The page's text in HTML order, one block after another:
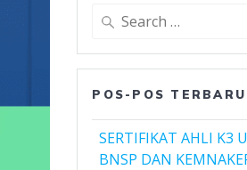
Search
POS-POS TERBARU
SERTIFIKAT AHLI K3
BNSP DAN